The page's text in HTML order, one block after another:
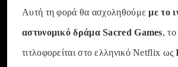
Αυτή τη φορά θα ασχοληθούμεμε το
αστυνομικό δράμα Sacred Games,
τιτλοφορείται στο ελληνικό Netflix ως